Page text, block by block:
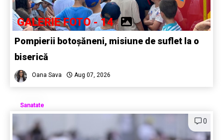
GALERIE FOTO - 14
Pompierii botoșăneni, misiune de suflet la o
biserică
Oana Sava Aug 07, 2026
Sanatate
0